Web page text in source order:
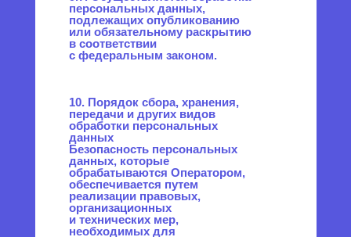
Личный кабинет
Документации и инструкции
конфиденциальности
© Все права защищены
2025 POSITRON.PRO